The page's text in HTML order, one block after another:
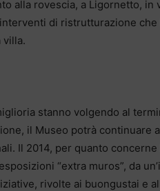
alla rovescia, a Ligornetto,
di ristrutturazione
villa.
stanno volgendo al
il Museo potrà continuare
Il 2014, per quanto
“extra muros”, da
rivolte ai buongustai e